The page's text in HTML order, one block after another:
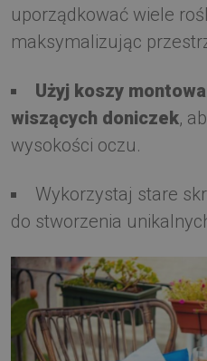
uporządkować wiele
maksymalizując
Użyj koszy
wiszących doniczek,
wysokości oczu.
Wykorzystaj stare
do stworzenia